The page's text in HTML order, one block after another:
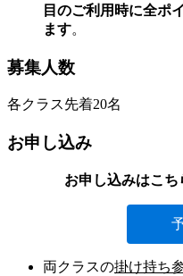
目のご利用時に全ポ
ます。
募集人数
各クラス先着20名
お申し込み
お申し込みはこち
両クラスの掛け持ち